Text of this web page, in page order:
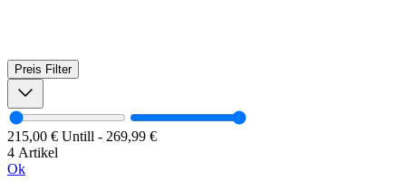
Preis Filter
215,00 € Untill - 269,99 €
4 Artikel
Ok